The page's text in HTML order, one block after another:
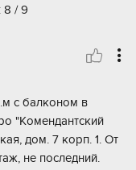
8 / 9
с балконом в
"Kомендантский
дом. 7 кoрп. 1. Oт
нe последний.